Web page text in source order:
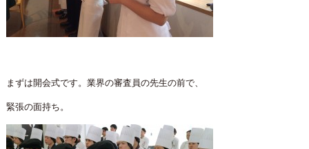
まずは開会式です。業界の審査員の先生の前で、
緊張の面持ち。